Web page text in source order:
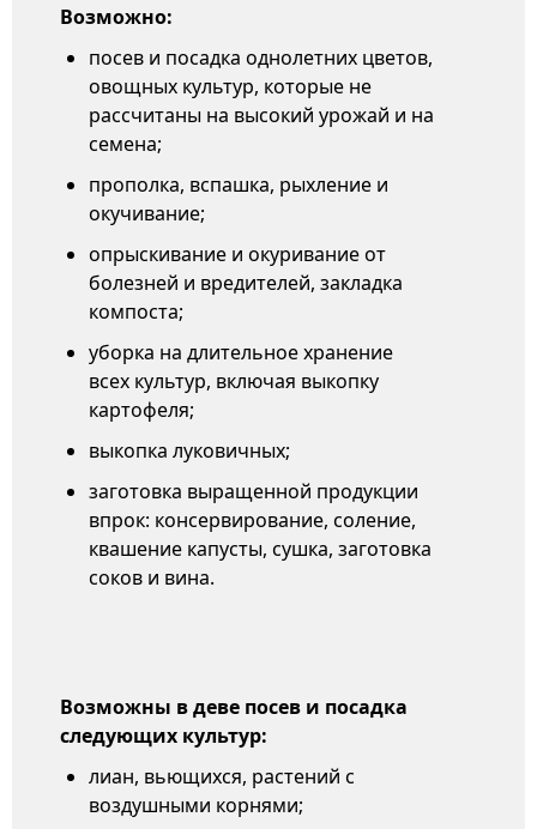
Возможно:
посев и посадка однолетних цветов,
овощных культур, которые не
рассчитаны на высокий урожай и на
семена;
прополка, вспашка, рыхление и
окучивание;
опрыскивание и окуривание от
болезней и вредителей, закладка
компоста;
уборка на длительное хранение
всех культур, включая выкопку
картофеля;
выкопка луковичных;
заготовка выращенной продукции
впрок: консервирование, соление,
квашение капусты, сушка, заготовка
соков и вина.
Возможны в деве посев и посадка
следующих культур:
лиан, вьющихся, растений с
воздушными корнями;